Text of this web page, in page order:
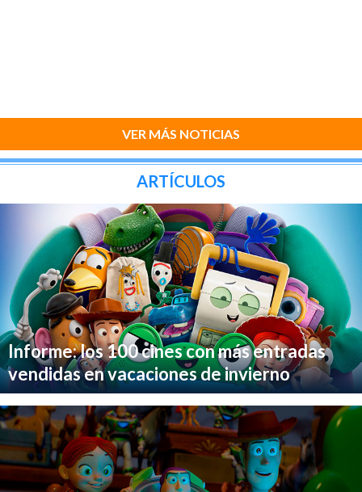
VER MÁS NOTICIAS
ARTÍCULOS
Informe: los 100 cines con más entradas
vendidas en vacaciones de invierno